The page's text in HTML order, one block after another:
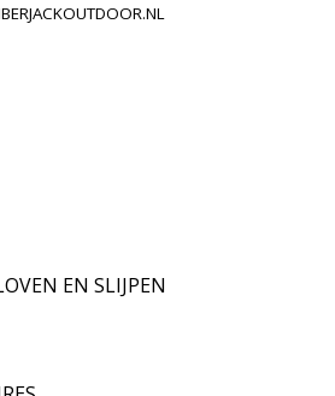
EN SLIJPEN